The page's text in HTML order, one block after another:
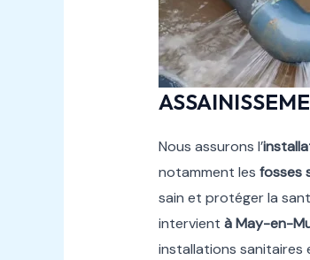
Nous assurons l’
notamment les fosses
sain et protéger la
intervient à May-en-
installations sanitaires